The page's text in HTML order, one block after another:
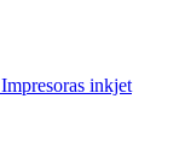
Impresoras inkjet